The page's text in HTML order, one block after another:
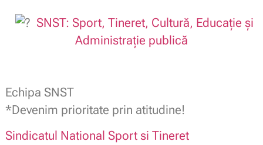
SNST: Sport, Tineret, Cultură, Educație și
Administrație publică
Echipa SNST
*Devenim prioritate prin atitudine!
Sindicatul National Sport si Tineret